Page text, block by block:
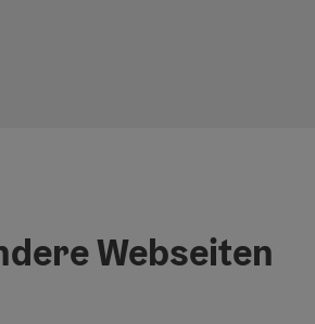
Webseiten